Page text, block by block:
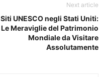
Next article
Siti UNESCO negli Stati Uniti:
Le Meraviglie del Patrimonio
Mondiale da Visitare
Assolutamente